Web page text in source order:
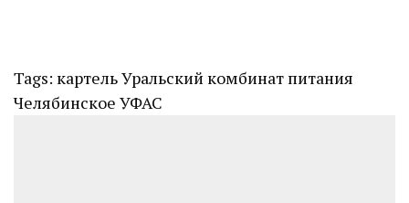
Tags: картельУральский комбинат питания
Челябинское УФАС